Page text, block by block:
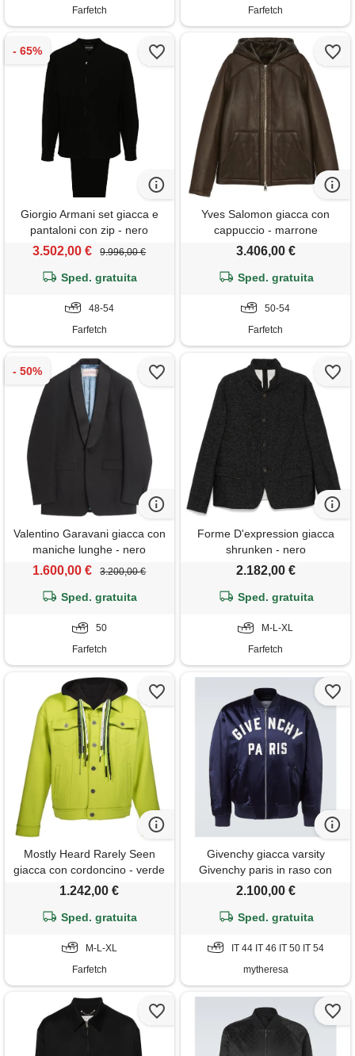
Farfetch Farfetch
Giorgio Armani set giacca e
pantaloni con zip - nero
3.502,00 € 9.996,00 €
Sped. gratuita
48-54
Farfetch
Yves Salomon giacca con
cappuccio - marrone
3.406,00 €
Sped. gratuita
50-54
Farfetch
Valentino Garavani giacca con
maniche lunghe - nero
1.600,00 € 3.200,00 €
Sped. gratuita
50
Farfetch
Forme D'expression giacca
shrunken - nero
2.182,00 €
Sped. gratuita
M-L-XL
Farfetch
Mostly Heard Rarely Seen
giacca con cordoncino - verde
1.242,00 €
Sped. gratuita
M-L-XL
Farfetch
Givenchy giacca varsity
Givenchy paris in raso con
logo
2.100,00 €
Sped. gratuita
IT 44 IT 46 IT 50 IT 54
mytheresa